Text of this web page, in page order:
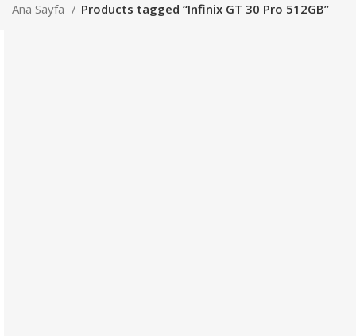
Ana Sayfa Products tagged “Infinix GT 30 Pro 512GB”